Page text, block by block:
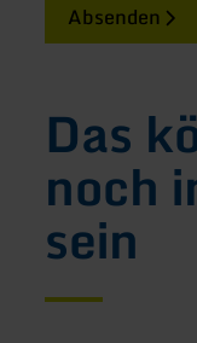
Absenden
Das
noch
sein